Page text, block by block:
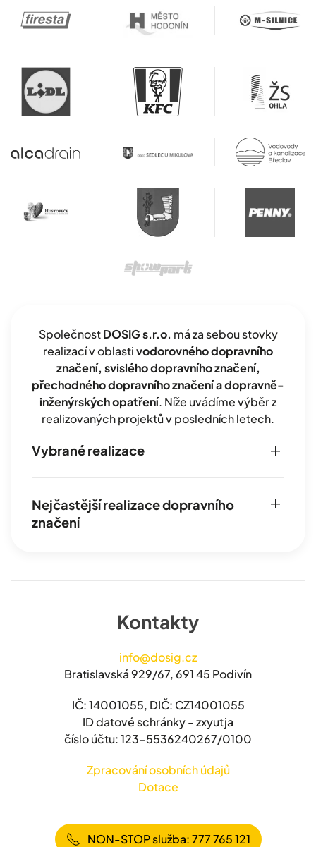
SpolečnostDOSIG s.r.o. má za sebou stovky
realizací v oblastivodorovného dopravního
značení, svislého dopravního značení,
přechodného dopravního značení a dopravně-
inženýrských opatření. Níže uvádíme výběr z
realizovaných projektů v posledních letech.
Vybrané realizace
Nejčastější realizace dopravního
značení
Kontakty
info@dosig.cz
Bratislavská 929/67, 691 45 Podivín
IČ: 14001055, DIČ: CZ14001055
ID datové schránky - zxyutja
číslo účtu: 123-5536240267/0100
Zpracování osobních údajů
Dotace
NON-STOP služba: 777 765 121